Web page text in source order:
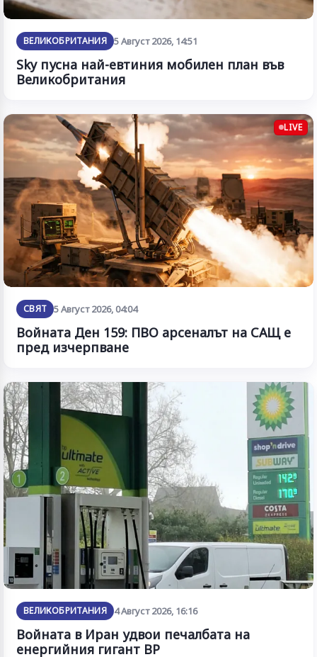
ВЕЛИКОБРИТАНИЯ 5 Август 2026, 14:51
Sky пусна най-евтиния мобилен план във
Великобритания
LIVE
СВЯТ 5 Август 2026, 04:04
Войната Ден 159: ПВО арсеналът на САЩ е
пред изчерпване
ВЕЛИКОБРИТАНИЯ 4 Август 2026, 16:16
Войната в Иран удвои печалбата на
енергийния гигант BP